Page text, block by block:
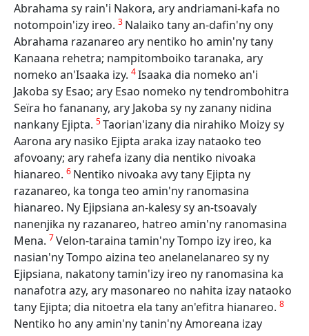
Abrahama sy rain'i Nakora, ary andriamani-kafa no
notompoin'izy ireo. 3 Nalaiko tany an-dafin'ny ony
Abrahama razanareo ary nentiko ho amin'ny tany
Kanaana rehetra; nampitomboiko taranaka, ary
nomeko an'Isaaka izy. 4Isaaka dia nomeko an'i
Jakoba sy Esao; ary Esao nomeko ny tendrombohitra
Seïra ho fananany, ary Jakoba sy ny zanany nidina
nankany Ejipta. 5Taorian'izany dia nirahiko Moizy sy
Aarona ary nasiko Ejipta araka izay nataoko teo
afovoany; ary rahefa izany dia nentiko nivoaka
hianareo. 6 Nentiko nivoaka avy tany Ejipta ny
razanareo, ka tonga teo amin'ny ranomasina
hianareo. Ny Ejipsiana an-kalesy sy an-tsoavaly
nanenjika ny razanareo, hatreo amin'ny ranomasina
Mena. 7Velon-taraina tamin'ny Tompo izy ireo, ka
nasian'ny Tompo aizina teo anelanelanareo sy ny
Ejipsiana, nakatony tamin'izy ireo ny ranomasina ka
nanafotra azy, ary masonareo no nahita izay nataoko
tany Ejipta; dia nitoetra ela tany an'efitra hianareo. 8
Nentiko ho any amin'ny tanin'ny Amoreana izay